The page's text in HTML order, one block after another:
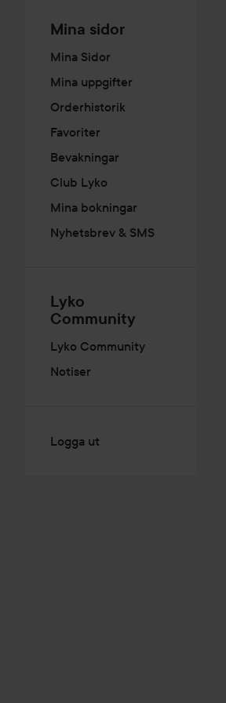
Mina sidor
Mina Sidor
Mina uppgifter
Orderhistorik
Favoriter
Bevakningar
Club Lyko
Mina bokningar
Nyhetsbrev & SMS
Lyko
Community
Lyko Community
Notiser
Logga ut